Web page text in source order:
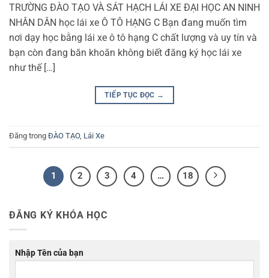
TRƯỜNG ĐÀO TẠO VÀ SÁT HẠCH LÁI XE ĐẠI HỌC AN NINH
NHÂN DÂN học lái xe Ô TÔ HẠNG C Bạn đang muốn tìm
nơi dạy học bằng lái xe ô tô hạng C chất lượng và uy tín và
bạn còn đang băn khoăn không biết đăng ký học lái xe
như thế […]
TIẾP TỤC ĐỌC →
Đăng trong ĐÀO TẠO, Lái Xe
1 2 3 4 … 18
ĐĂNG KÝ KHÓA HỌC
Nhập Tên của bạn